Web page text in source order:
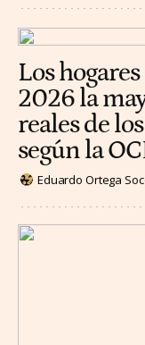
Los
2026 la
reales de
según la
Eduardo Ortega